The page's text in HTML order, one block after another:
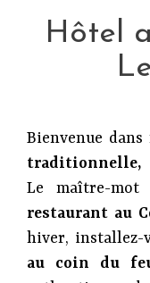
Hôtel
Bienvenue dans
traditionnelle,
Le maître-
restaurant au
hiver, installez-
au coin du